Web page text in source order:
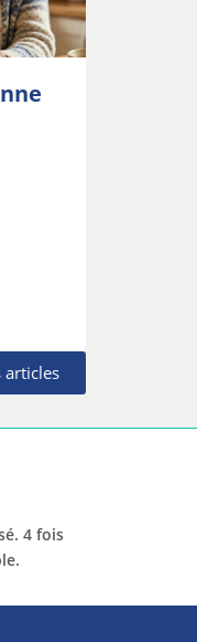
articles
4 fois